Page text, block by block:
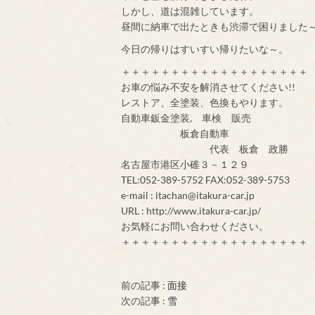
しかし、道は混雑しています。
昼間に納車で出たときも渋滞で困りました
今日の帰りはすいすい帰りたいな～。
＋＋＋＋＋＋＋＋＋＋＋＋＋＋＋＋＋＋＋
お車の悩み不安を解消させてください!!
レストア、全塗装、色換もやります。
自動車鈑金塗装, 車検 販売
板倉自動車
代表 板倉 政勝
名古屋市港区小碓３－１２９
TEL:052-389-5752 FAX:052-389-5753
e-mail : itachan@itakura-car.jp
URL : http://www.itakura-car.jp/
お気軽にお問い合わせください。
＋＋＋＋＋＋＋＋＋＋＋＋＋＋＋＋＋＋＋
前の記事 : 面接
次の記事 : 雪